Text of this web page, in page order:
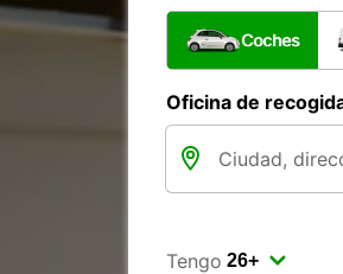
Coches
Oficina de
Tengo